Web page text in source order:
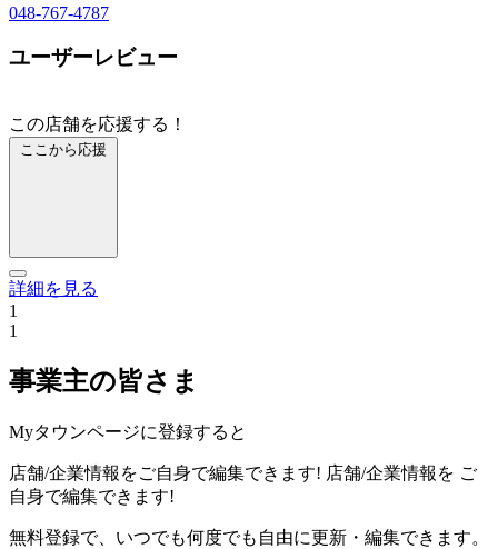
048-767-4787
ユーザーレビュー
この店舗を応援する！
ここから応援
詳細を見る
1
1
事業主の皆さま
Myタウンページに登録すると
店舗/企業情報をご自身で編集できます! 店舗/企業情報を ご
自身で編集できます!
無料登録で、いつでも何度でも自由に更新・編集できます。